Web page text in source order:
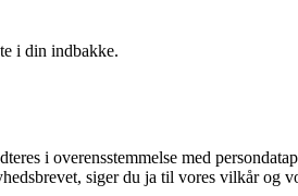
i din indbakke.
i overensstemmelse med
siger du ja til vores vilkår